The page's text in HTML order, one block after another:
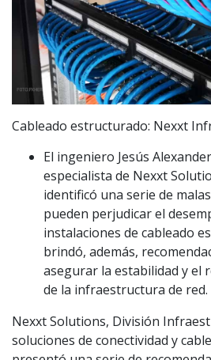
Cableado estructurado: Nexxt
El ingeniero Jesús
especialista de Nexxt
identificó una serie de
pueden perjudicar el
instalaciones de cableado
brindó, además,
asegurar la estabilidad y el
de la infraestructura de red.
Nexxt Solutions, División
soluciones de conectividad y
MÉXICO